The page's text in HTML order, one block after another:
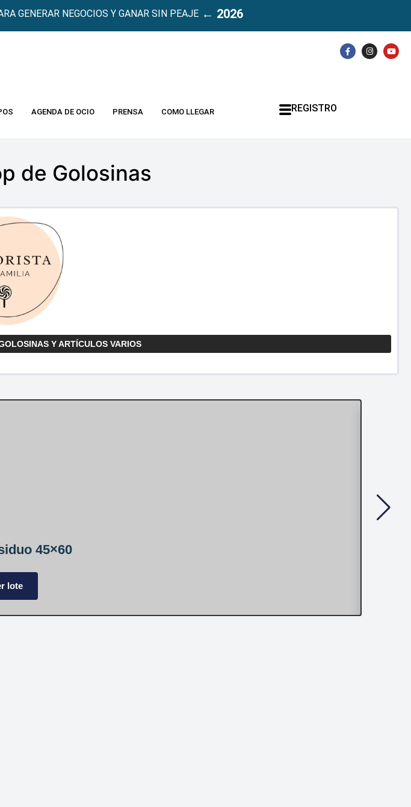
GENERAR NEGOCIOS Y GANAR SIN PEAJE← 2026
AGENDA DE OCIO PRENSA COMO LLEGAR REGISTRO
de Golosinas
Y ARTÍCULOS VARIOS
45×60
lote